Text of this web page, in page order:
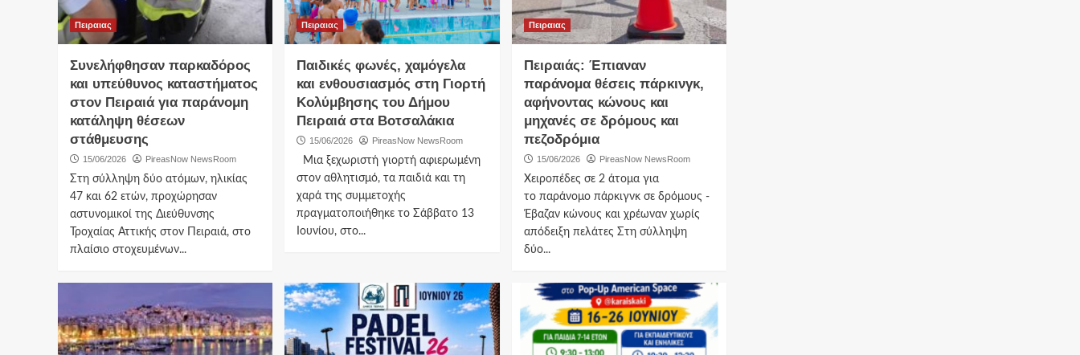
Πειραιας
Συνελήφθησαν παρκαδόρος
και υπεύθυνος καταστήματος
στον Πειραιά για παράνομη
κατάληψη θέσεων
στάθμευσης
15/06/2026 PireasNow NewsRoom
Στη σύλληψη δύο ατόμων, ηλικίας
47 και 62 ετών, προχώρησαν
αστυνομικοί της Διεύθυνσης
Τροχαίας Αττικής στον Πειραιά, στο
πλαίσιο στοχευμένων...
Πειραιας
Παιδικές φωνές, χαμόγελα
και ενθουσιασμός στη Γιορτή
Κολύμβησης του Δήμου
Πειραιά στα Βοτσαλάκια
15/06/2026 PireasNow NewsRoom
Μια ξεχωριστή γιορτή αφιερωμένη
στον αθλητισμό, τα παιδιά και τη
χαρά της συμμετοχής
πραγματοποιήθηκε το Σάββατο 13
Ιουνίου, στο...
Πειραιας
Πειραιάς: Έπιαναν
παράνομα θέσεις πάρκινγκ,
αφήνοντας κώνους και
μηχανές σε δρόμους και
πεζοδρόμια
15/06/2026 PireasNow NewsRoom
Χειροπέδες σε 2 άτομα για
το παράνομο πάρκιγνκ σε δρόμους -
Έβαζαν κώνους και χρέωναν χωρίς
απόδειξη πελάτες Στη σύλληψη
δύο...